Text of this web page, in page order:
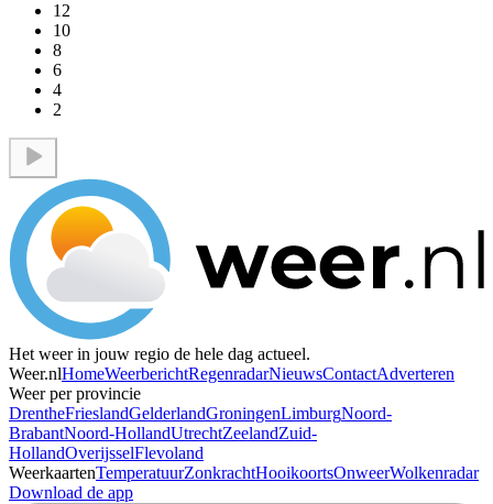
12
10
8
6
4
2
Het weer in jouw regio de hele dag actueel.
Weer.nlHomeWeerberichtRegenradarNieuwsContactAdverteren
Weer per provincie
DrentheFrieslandGelderlandGroningenLimburgNoord-
BrabantNoord-HollandUtrechtZeelandZuid-
HollandOverijsselFlevoland
WeerkaartenTemperatuurZonkrachtHooikoortsOnweerWolkenradar
Download de app